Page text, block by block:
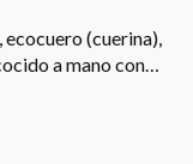
(cuerina),
a mano con…